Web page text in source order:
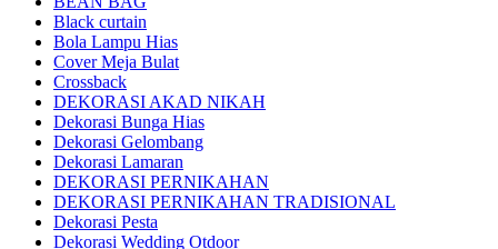
Black curtain
Bola Lampu Hias
Cover Meja Bulat
Crossback
DEKORASI AKAD NIKAH
Dekorasi Bunga Hias
Dekorasi Gelombang
Dekorasi Lamaran
DEKORASI PERNIKAHAN
DEKORASI PERNIKAHAN TRADISIONAL
Dekorasi Pesta
Dekorasi Wedding Otdoor